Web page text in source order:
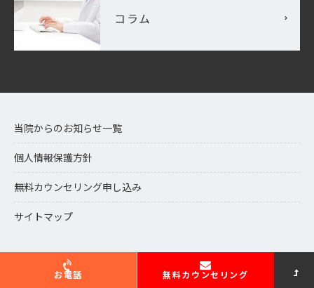
コラム
当院からのお知らせ一覧
個人情報保護方針
無料カウンセリング申し込み
サイトマップ
お電話 無料カウンセリング